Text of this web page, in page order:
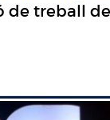
de treball de